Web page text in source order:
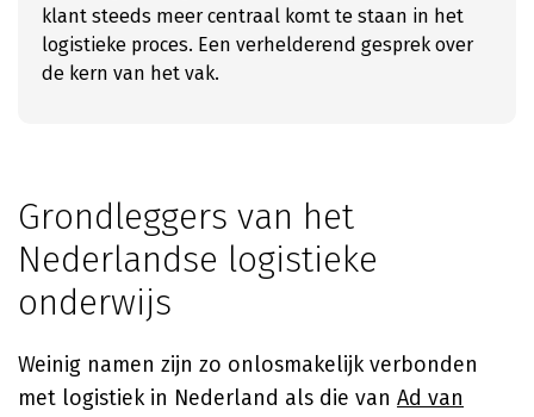
klant steeds meer centraal komt te staan in het
logistieke proces. Een verhelderend gesprek over
de kern van het vak.
Grondleggers van het
Nederlandse logistieke
onderwijs
Weinig namen zijn zo onlosmakelijk verbonden
met logistiek in Nederland als die van Ad van